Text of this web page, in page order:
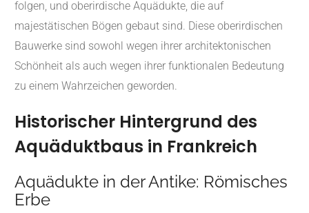
folgen, und oberirdische Aquädukte, die auf
majestätischen Bögen gebaut sind. Diese oberirdischen
Bauwerke sind sowohl wegen ihrer architektonischen
Schönheit als auch wegen ihrer funktionalen Bedeutung
zu einem Wahrzeichen geworden.
Historischer Hintergrund des
Aquäduktbaus in Frankreich
Aquädukte in der Antike: Römisches
Erbe